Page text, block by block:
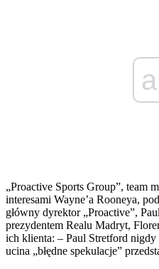
„Proactive Sports Group”, team
interesami Wayne’a Rooneya,
główny dyrektor „Proactive”,
prezydentem Realu Madryt,
ich klienta: – Paul Stretford nigdy
ucina „błędne spekulacje”